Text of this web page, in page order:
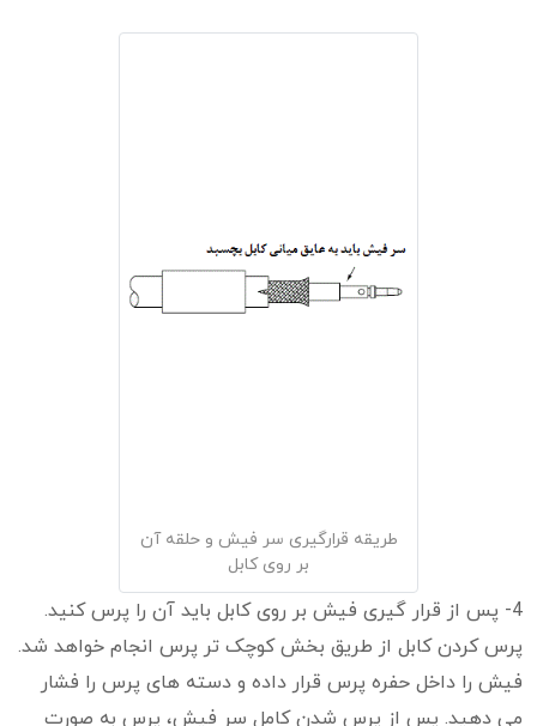
طریقه قرارگیری سر فیش و حلقه آن
بر روی کابل
4- پس از قرار گیری فیش بر روی کابل باید آن را پرس کنید.
پرس کردن کابل از طریق بخش کوچک تر پرس انجام خواهد شد.
فیش را داخل حفره پرس قرار داده و دسته های پرس را فشار
می دهید. پس از پرس شدن کامل سر فیش، پرس به صورت